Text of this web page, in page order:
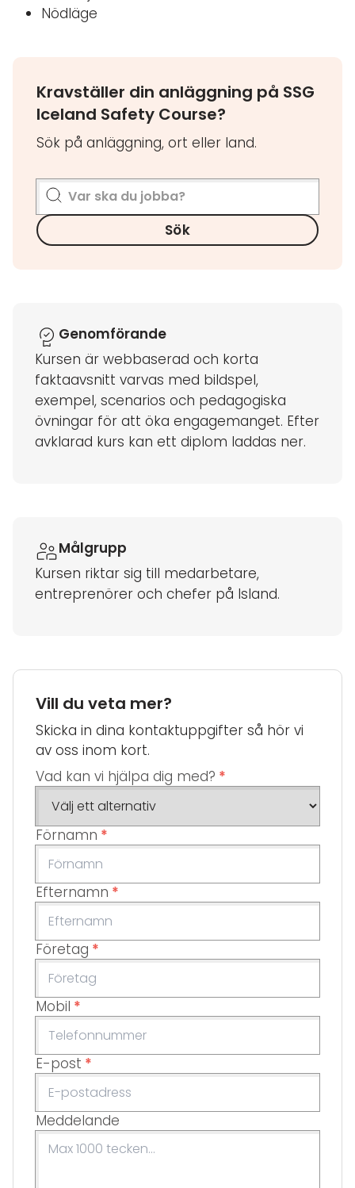
Nödläge
Kravställer din anläggning på SSG
Iceland Safety Course?
Sök på anläggning, ort eller land.
Sök
Genomförande
Kursen är webbaserad och korta
faktaavsnitt varvas med bildspel,
exempel, scenarios och pedagogiska
övningar för att öka engagemanget. Efter
avklarad kurs kan ett diplom laddas ner.
Målgrupp
Kursen riktar sig till medarbetare,
entreprenörer och chefer på Island.
Vill du veta mer?
Skicka in dina kontaktuppgifter så hör vi
av oss inom kort.
Vad kan vi hjälpa dig med? *
Förnamn *
Efternamn *
Företag *
Mobil *
E-post *
Meddelande